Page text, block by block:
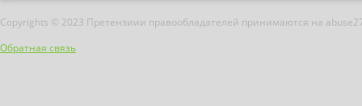
Copyrights © 2023 Претензиии правообладателей принимаются на
Обратная связь